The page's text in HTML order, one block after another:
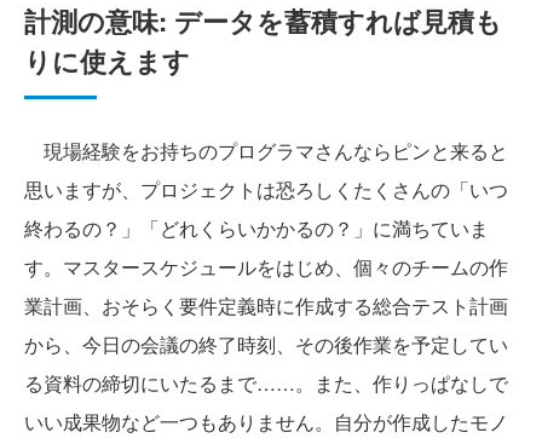
計測の意味: データを蓄積すれば見積も
りに使えます
現場経験をお持ちのプログラマさんならピンと来ると
思いますが、プロジェクトは恐ろしくたくさんの「いつ
終わるの？」「どれくらいかかるの？」に満ちていま
す。マスタースケジュールをはじめ、個々のチームの作
業計画、おそらく要件定義時に作成する総合テスト計画
から、今日の会議の終了時刻、その後作業を予定してい
る資料の締切にいたるまで……。また、作りっぱなしで
いい成果物など一つもありません。自分が作成したモノ